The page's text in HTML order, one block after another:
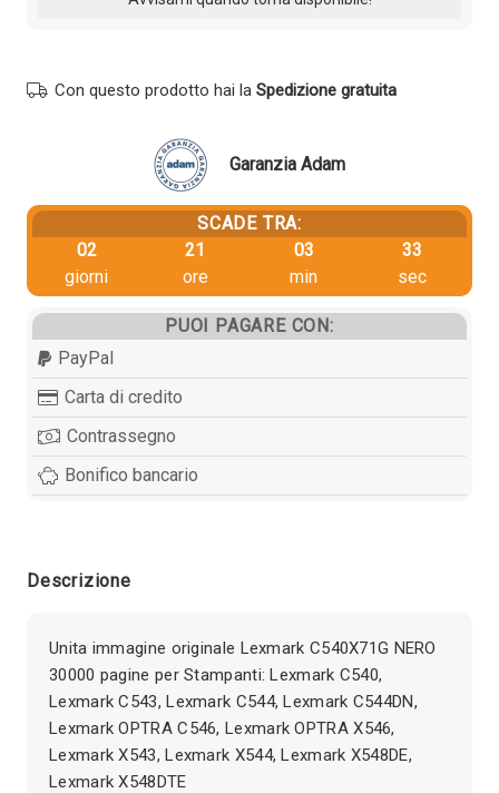
Con questo prodotto hai la Spedizione gratuita
Garanzia Adam
SCADE TRA:
02
giorni
21
ore
03
min
33
sec
PUOI PAGARE CON:
PayPal
Carta di credito
Contrassegno
Bonifico bancario
Descrizione
Unita immagine originale Lexmark C540X71G NERO
30000 pagine per Stampanti: Lexmark C540,
Lexmark C543, Lexmark C544, Lexmark C544DN,
Lexmark OPTRA C546, Lexmark OPTRA X546,
Lexmark X543, Lexmark X544, Lexmark X548DE,
Lexmark X548DTE